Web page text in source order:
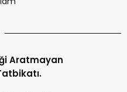
Aratmayan